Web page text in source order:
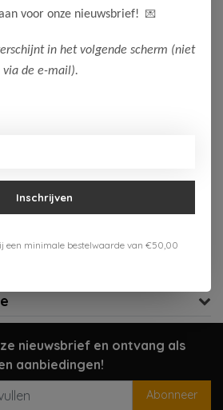
verlanglijst toevoegen
75,-
nieuwsbrief en ontvang als
aanbiedingen!
Abonneer
voor onze nieuwsbrief! 💌
in het volgende scherm (niet
via de e-mail).
Inschrijven
een minimale bestelwaarde van €50,00